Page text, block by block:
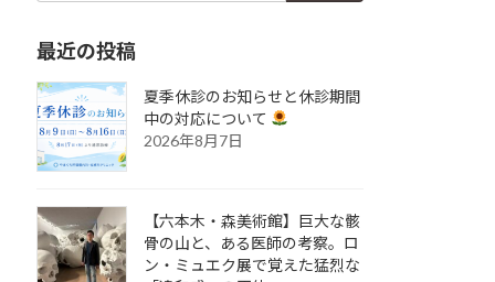
最近の投稿
夏季休診のお知らせと休診期間
中の対応について
2026年8月7日
【六本木・森美術館】巨大な骸
骨の山と、ある医師の考察。ロ
ン・ミュエク展で覚えた猛烈な